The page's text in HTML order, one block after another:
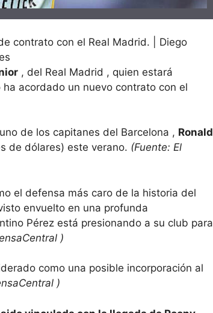
contrato con el Real Madrid. | Diego
, del Real Madrid , quien estará
acordado un nuevo contrato con el
de los capitanes del Barcelona , ​​Ronald
de dólares) este verano. (Fuente: El
el defensa más caro de la historia del
envuelto en una profunda
Pérez está presionando a su club para
)
como una posible incorporación al
)